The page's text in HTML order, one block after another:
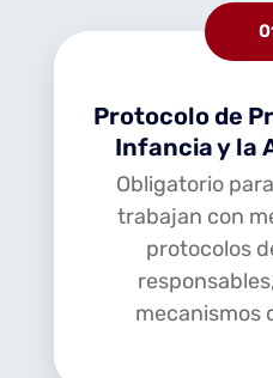
Protocolo de
Infancia y la
Obligatorio
trabajan con
protocolos
mecanismos